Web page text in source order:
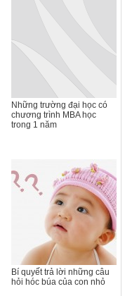
Những trường đại học có
chương trình MBA học
trong 1 năm
Bí quyết trả lời những câu
hỏi hóc búa của con nhỏ